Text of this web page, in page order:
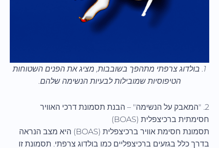
1. בולדוג צרפתי מתהפך בשובבות, מציג את הפנים השטוחות
הטיפוסיות שמובילות לבעיות הנשימה שלהם.
2. "המאבק על הנשימה" – הבנת תסמונת דרכי האוויר
חסימתית ברכיצפלית (BOAS)
תסמונת חסימת אוויר ברכיצפלית (BOAS) היא מצב הנראה
בדרך כלל בגזעים ברכיצפליים כמו בולדוג צרפתי. תסמונת זו